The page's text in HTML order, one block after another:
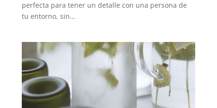
perfecta para tener un detalle con una persona de
tu entorno, sin...